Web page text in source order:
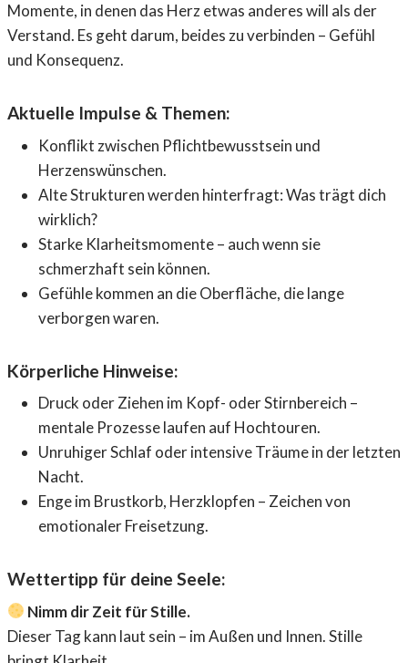
Momente, in denen das Herz etwas anderes will als der
Verstand. Es geht darum, beides zu verbinden – Gefühl
und Konsequenz.
Aktuelle Impulse & Themen:
Konflikt zwischen Pflichtbewusstsein und
Herzenswünschen.
Alte Strukturen werden hinterfragt: Was trägt dich
wirklich?
Starke Klarheitsmomente – auch wenn sie
schmerzhaft sein können.
Gefühle kommen an die Oberfläche, die lange
verborgen waren.
Körperliche Hinweise:
Druck oder Ziehen im Kopf- oder Stirnbereich –
mentale Prozesse laufen auf Hochtouren.
Unruhiger Schlaf oder intensive Träume in der letzten
Nacht.
Enge im Brustkorb, Herzklopfen – Zeichen von
emotionaler Freisetzung.
Wettertipp für deine Seele:
Nimm dir Zeit für Stille.
Dieser Tag kann laut sein – im Außen und Innen. Stille